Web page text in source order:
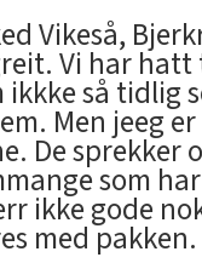
Vikeså,
Vi har hatt
ikkke så tidlig
Men jeeg
De sprekker
som
ikke gode
med